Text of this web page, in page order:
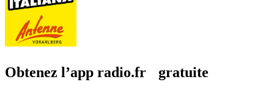
Obtenez l’app radio.fr gratuite